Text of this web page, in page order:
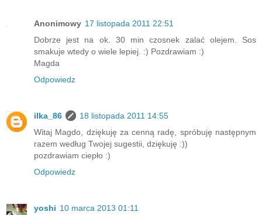
Anonimowy 17 listopada 2011 22:51
Dobrze jest na ok. 30 min czosnek zalać olejem. Sos
smakuje wtedy o wiele lepiej. :) Pozdrawiam :)
Magda
Odpowiedz
ilka_86
18 listopada 2011 14:55
Witaj Magdo, dziękuję za cenną radę, spróbuję następnym
razem według Twojej sugestii, dziękuję :))
pozdrawiam ciepło :)
Odpowiedz
yoshi 10 marca 2013 01:11